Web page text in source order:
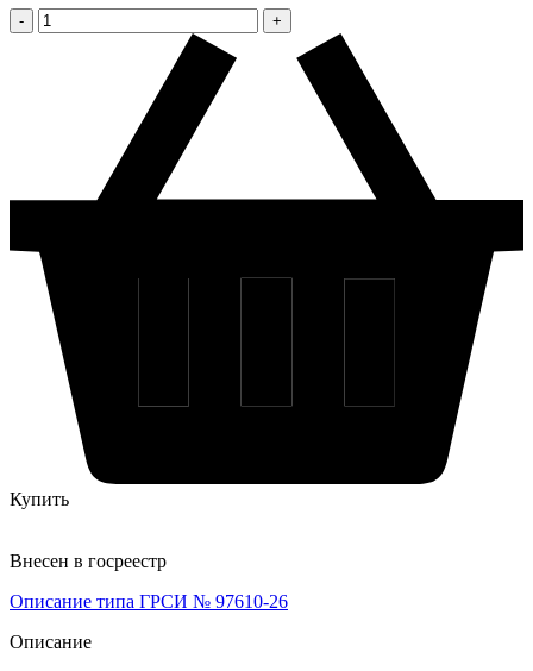
Купить
Внесен в госреестр
Описание типа ГРСИ № 97610-26
Описание